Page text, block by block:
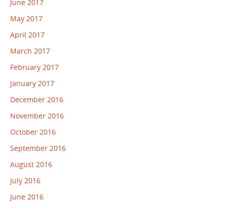
June 2017
May 2017
April 2017
March 2017
February 2017
January 2017
December 2016
November 2016
October 2016
September 2016
August 2016
July 2016
June 2016